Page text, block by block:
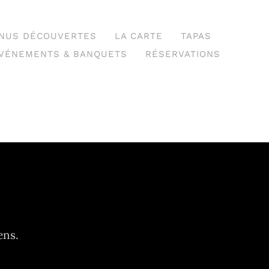
DÉCOUVERTES LA CARTE
TAPAS
& BANQUETS
RÉSERVATIONS